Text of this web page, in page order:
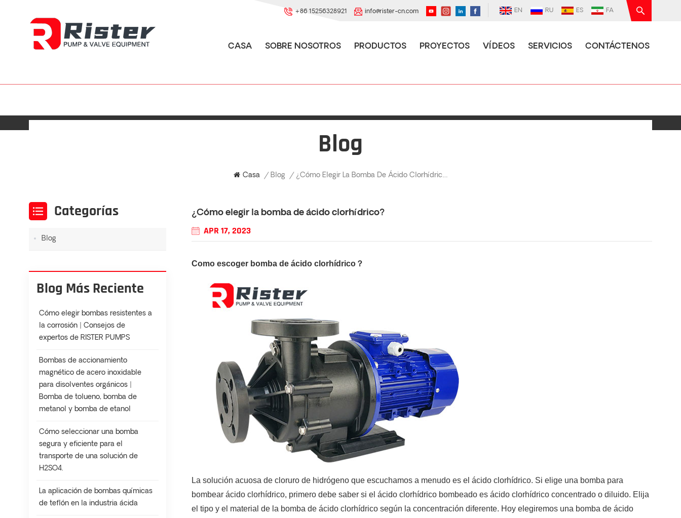
EN RU ES FA
+86 15256328921 info@rister-cn.com
CASA SOBRE NOSOTROS PRODUCTOS PROYECTOS VÍDEOS SERVICIOS CONTÁCTENOS
Blog
Casa / Blog / ¿Cómo Elegir La Bomba De Ácido Clorhídrico?
¿Cómo elegir la bomba de ácido clorhídrico?
APR 17, 2023
Como escoger bomba de ácido clorhídrico？
La solución acuosa de cloruro de hidrógeno que escuchamos a menudo es el ácido clorhídrico. Si elige una bomba para
bombear ácido clorhídrico, primero debe saber si el ácido clorhídrico bombeado es ácido clorhídrico concentrado o diluido. Elija
el tipo y el material de la bomba de ácido clorhídrico según la concentración diferente. Hoy elegiremos una bomba de ácido
Categorías
Blog
Blog Más Reciente
Cómo elegir bombas resistentes a
la corrosión | Consejos de
expertos de RISTER PUMPS
Bombas de accionamiento
magnético de acero inoxidable
para disolventes orgánicos |
Bomba de tolueno, bomba de
metanol y bomba de etanol
Cómo seleccionar una bomba
segura y eficiente para el
transporte de una solución de
H2SO4.
La aplicación de bombas químicas
de teflón en la industria ácida